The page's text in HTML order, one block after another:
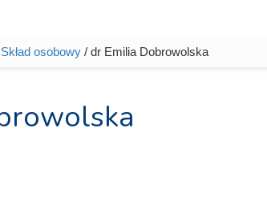
Skład osobowy/ dr Emilia Dobrowolska